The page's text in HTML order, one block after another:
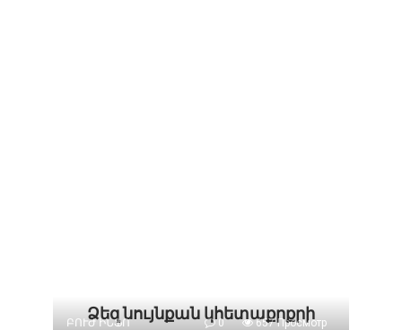
Ձեզ նույնքան կհետաքրքրի
ԲՈՒԺ ԻՆՖՈ 0 657 Просмотр